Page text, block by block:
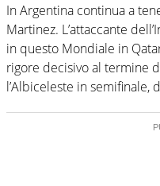
In Argentina continua a
Martinez. L’attaccante
in questo Mondiale in
rigore decisivo al termine
l’Albiceleste in semifinale,